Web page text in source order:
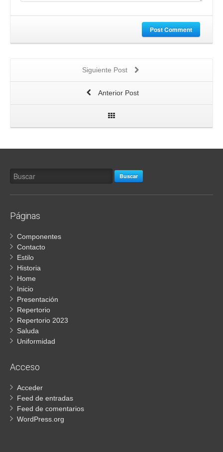
Post Comment
Siguiente Post
Anterior Post
Buscar
Páginas
Componentes
Contacto
Estilo
Historia
Home
Inicio
Presentación
Repertorio
Repertorio 2023
Saluda
Uniformidad
Acceso
Acceder
Feed de entradas
Feed de comentarios
WordPress.org